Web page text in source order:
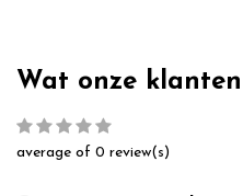
Wat onze
average of 0 review(s)